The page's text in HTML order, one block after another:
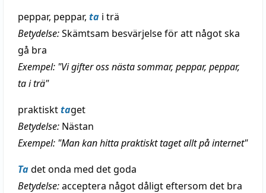
peppar, peppar, ta i trä
Betydelse:Skämtsam besvärjelse för att något ska
gå bra
Exempel: "Vi gifter oss nästa sommar, peppar, peppar,
ta i trä"
praktiskttaget
Betydelse: Nästan
Exempel: "Man kan hitta praktiskt taget allt på internet"
Tadet onda med det goda
Betydelse:acceptera något dåligt eftersom det bra